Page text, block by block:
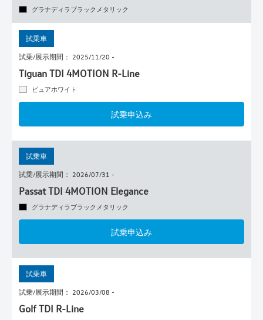
グラナディラブラックメタリック
試乗車
試乗/展示期間： 2025/11/20 -
Tiguan TDI 4MOTION R-Line
ピュアホワイト
試乗申込み
試乗車
試乗/展示期間： 2026/07/31 -
Passat TDI 4MOTION Elegance
グラナディラブラックメタリック
試乗申込み
試乗車
試乗/展示期間： 2026/03/08 -
Golf TDI R-Line